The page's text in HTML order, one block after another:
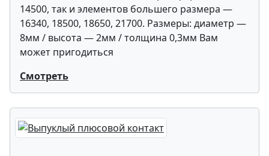
14500, так и элементов большего размера —
16340, 18500, 18650, 21700. Размеры: диаметр —
8мм / высота — 2мм / толщина 0,3мм Вам
может пригодиться
Смотреть